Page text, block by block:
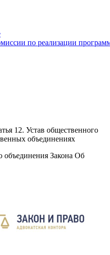
по реализации
12. Устав общественного
объединениях
объединения Закона Об